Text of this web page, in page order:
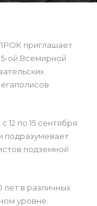
приглашает
ой Всемирной
по 15 сентября
подразумевает
подземной
в различных
уровне.